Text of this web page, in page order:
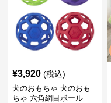
¥3,920 (税込)
犬のおもちゃ 犬のおも
ちゃ 六角網目ボール